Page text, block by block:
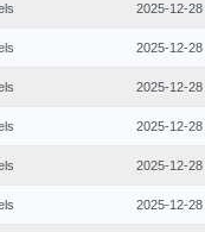
2025-12-28
2025-12-28
2025-12-28
2025-12-28
2025-12-28
2025-12-28